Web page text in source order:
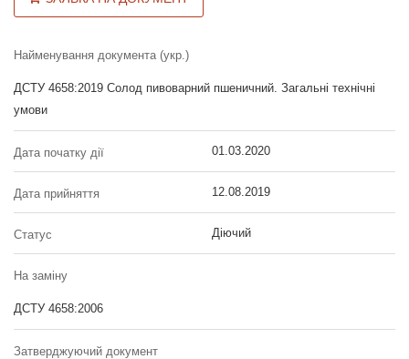
Найменування документа (укр.)
ДСТУ 4658:2019 Солод пивоварний пшеничний. Загальні технічні
умови
Дата початку дії 01.03.2020
Дата прийняття 12.08.2019
Статус Діючий
На заміну
ДСТУ 4658:2006
Затверджуючий документ